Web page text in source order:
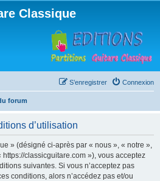
Classique
Connexion
S’enregistrer
forum
d’utilisation
» (désigné ci-après par « nous », « notre »,
classicguitare.com »), vous acceptez
suivantes. Si vous n’acceptez pas
conditions, alors n’accédez pas et/ou